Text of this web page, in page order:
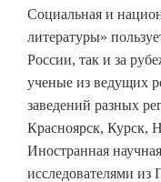
Социальная и
литературы»
России, так и за
ученые из ведущих
заведений разных
Красноярск, Курск,
Иностранная
исследователями из